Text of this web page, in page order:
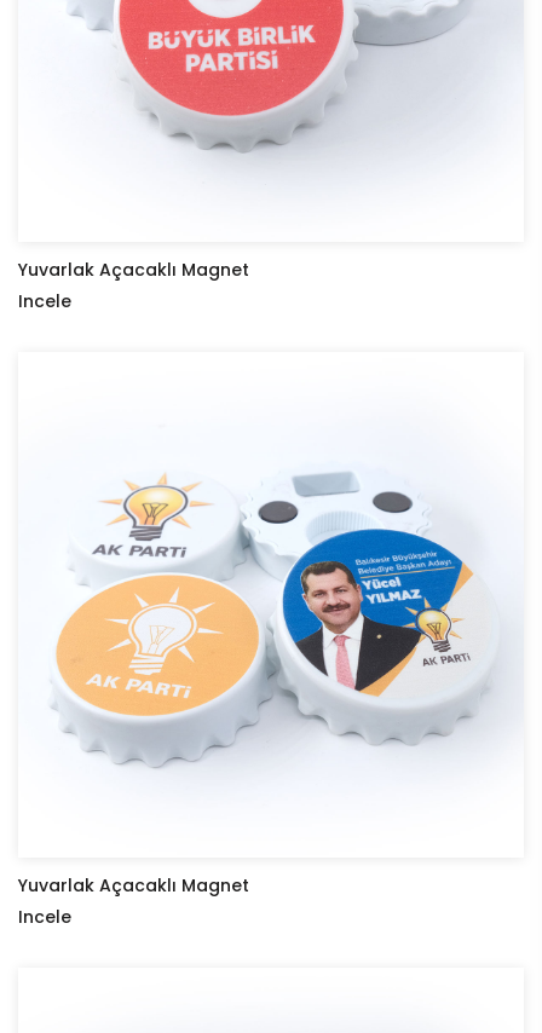
Yuvarlak Açacaklı Magnet
Incele
Yuvarlak Açacaklı Magnet
Incele